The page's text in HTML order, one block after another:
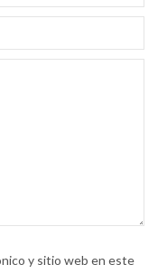
y sitio web en este